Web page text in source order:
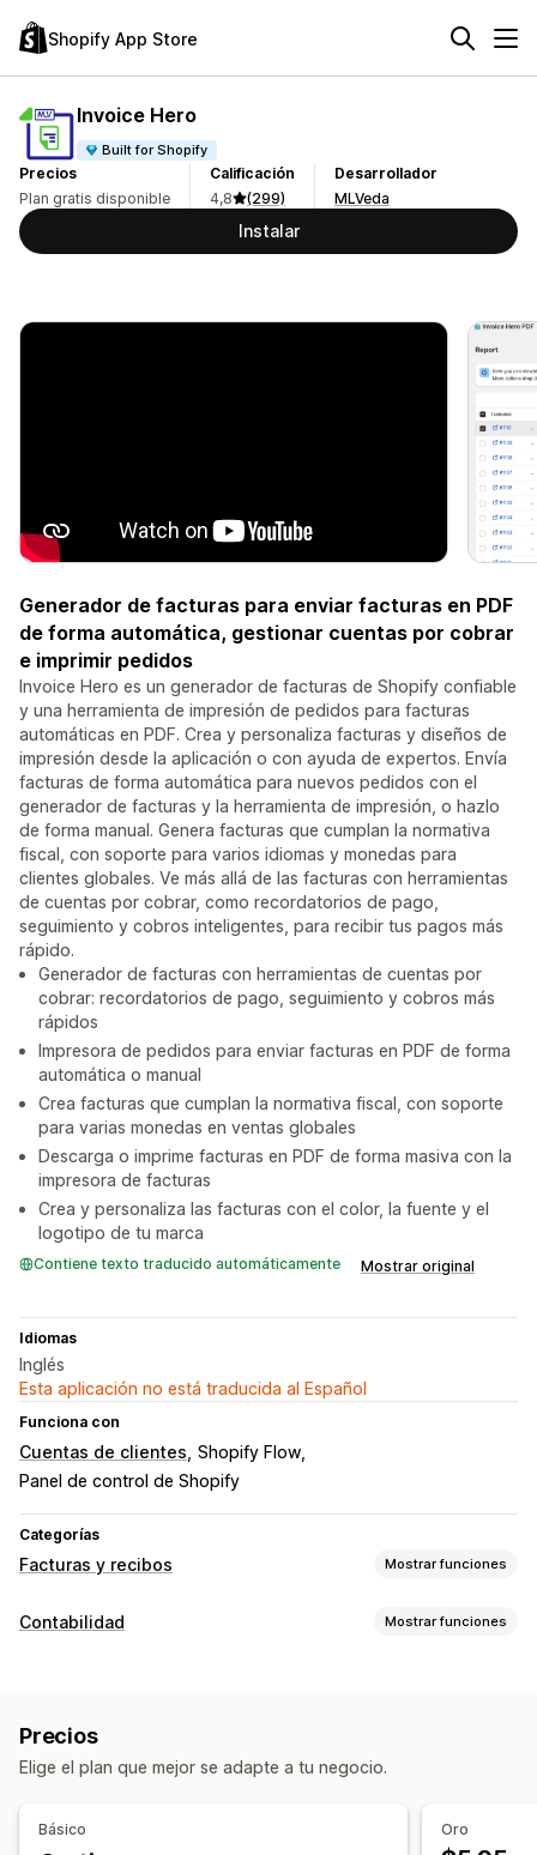
Shopify App Store
Invoice Hero
Built for Shopify
Precios
Plan gratis disponible
Calificación
4,8
(299)
Desarrollador
MLVeda
Instalar
Generador de facturas para enviar facturas en PDF
de forma automática, gestionar cuentas por cobrar
e imprimir pedidos
Invoice Hero es un generador de facturas de Shopify confiable
y una herramienta de impresión de pedidos para facturas
automáticas en PDF. Crea y personaliza facturas y diseños de
impresión desde la aplicación o con ayuda de expertos. Envía
facturas de forma automática para nuevos pedidos con el
generador de facturas y la herramienta de impresión, o hazlo
de forma manual. Genera facturas que cumplan la normativa
fiscal, con soporte para varios idiomas y monedas para
clientes globales. Ve más allá de las facturas con herramientas
de cuentas por cobrar, como recordatorios de pago,
seguimiento y cobros inteligentes, para recibir tus pagos más
rápido.
Generador de facturas con herramientas de cuentas por
cobrar: recordatorios de pago, seguimiento y cobros más
rápidos
Impresora de pedidos para enviar facturas en PDF de forma
automática o manual
Crea facturas que cumplan la normativa fiscal, con soporte
para varias monedas en ventas globales
Descarga o imprime facturas en PDF de forma masiva con la
impresora de facturas
Crea y personaliza las facturas con el color, la fuente y el
logotipo de tu marca
Contiene texto traducido automáticamente Mostrar original
Idiomas
Inglés
Esta aplicación no está traducida al Español
Funciona con
Cuentas de clientes Shopify Flow
Panel de control de Shopify
Categorías
Facturas y recibos Mostrar funciones
Tipos de documentos
Personalización
Color y fuente
Promoción de marca
Campos
Plantillas
Múltiples monedas
Contabilidad Mostrar funciones
Panel de control de rendimiento
Precios
Elige el plan que mejor se adapte a tu negocio.
Básico Oro